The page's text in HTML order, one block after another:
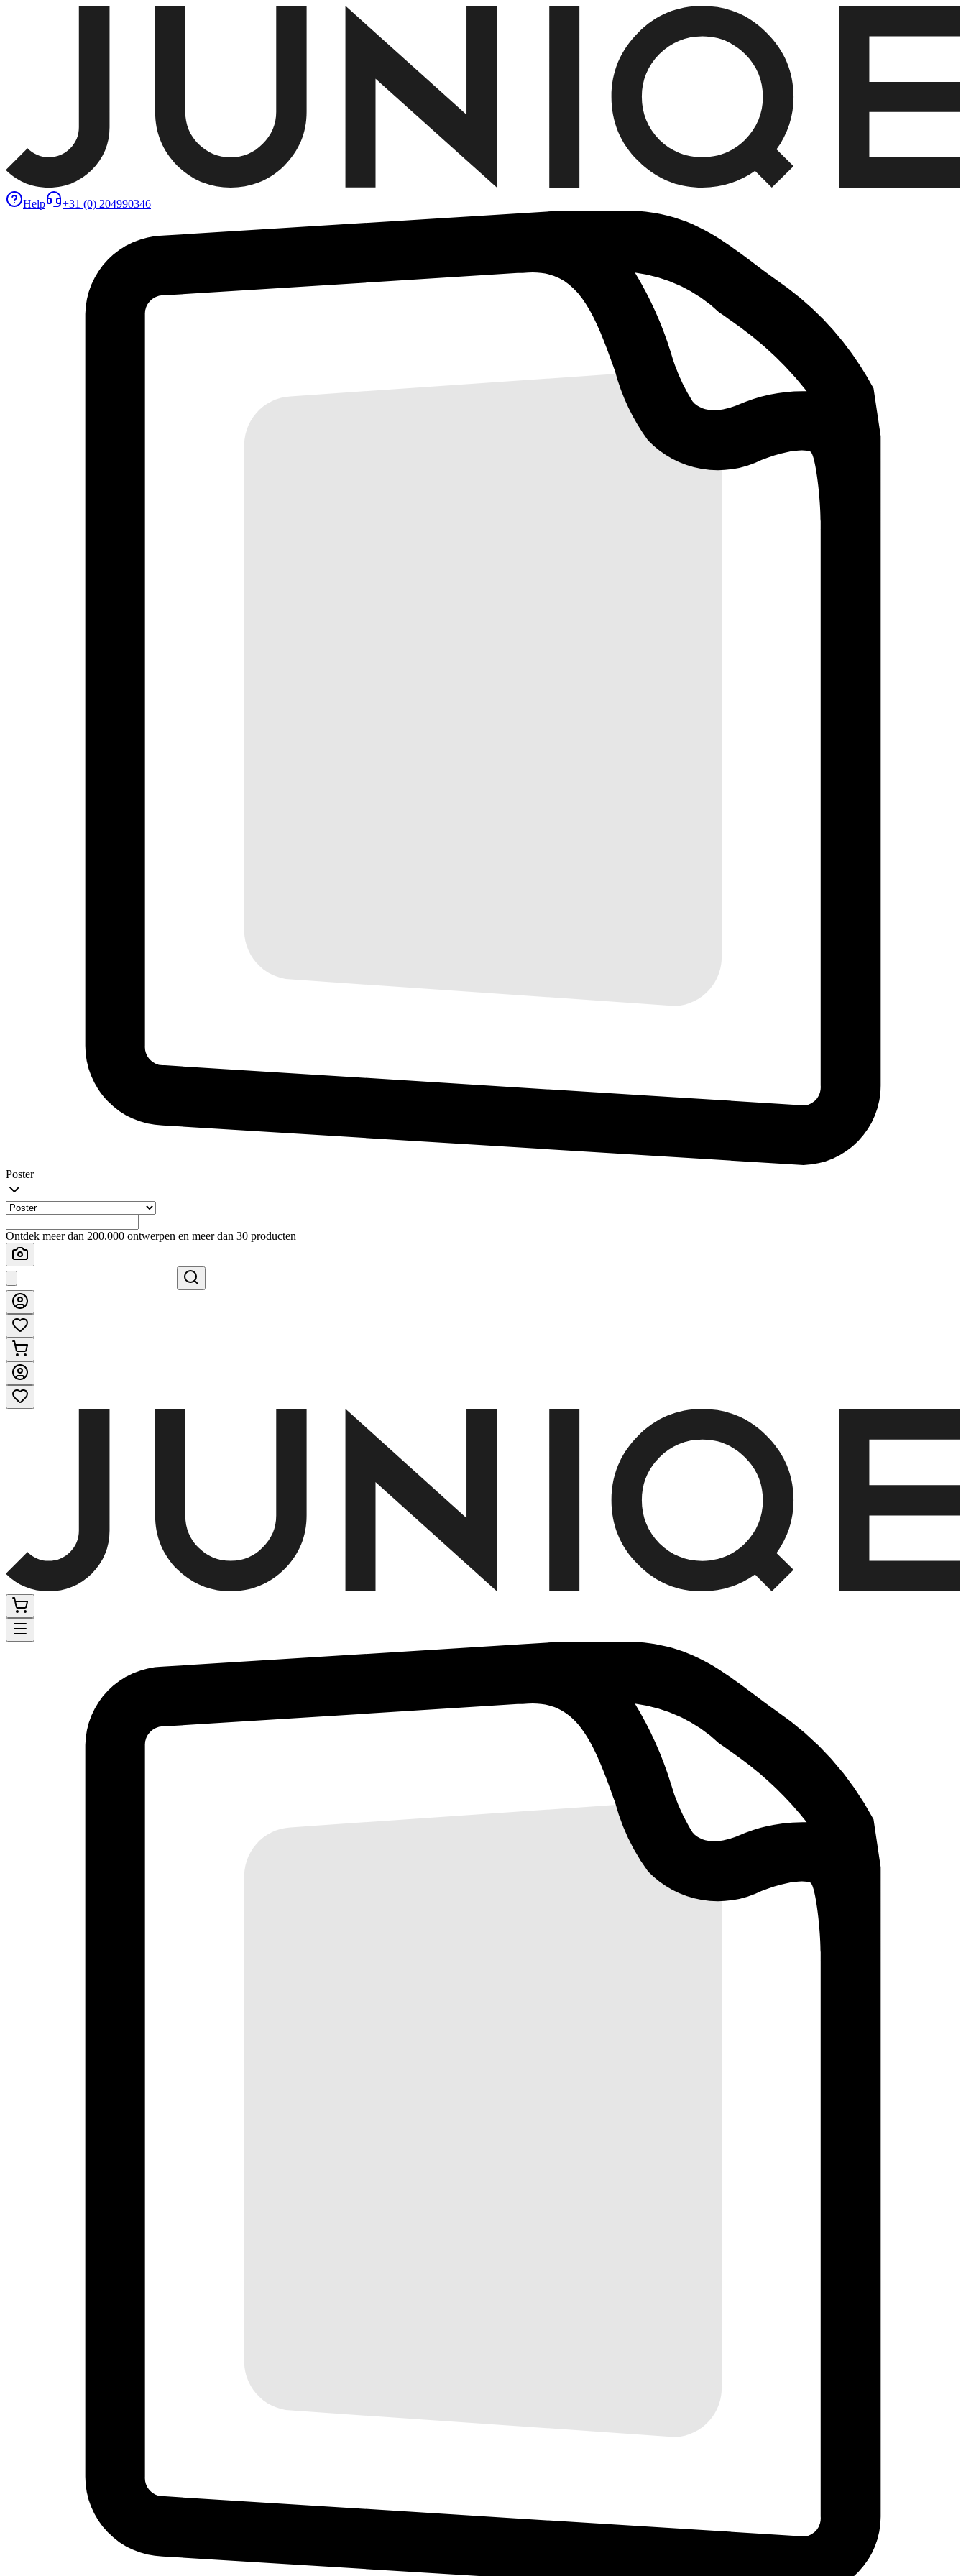
Help +31 (0) 204990346
Poster
Ontdek meer dan 200.000 ontwerpen en meer dan 30 producten